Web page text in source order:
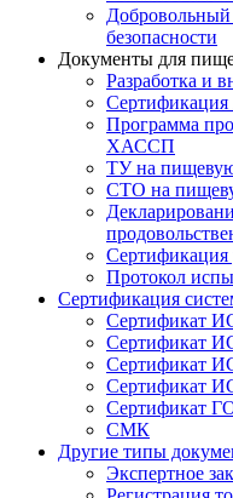
безопасности
Документы для
Разработка и
Программа
ХАССП
ТУ на
СТО на
Сертификация
Протокол
Сертификация
Сертификат
Сертификат
Сертификат
Сертификат
Сертификат
СМК
Другие типы
Экспертное